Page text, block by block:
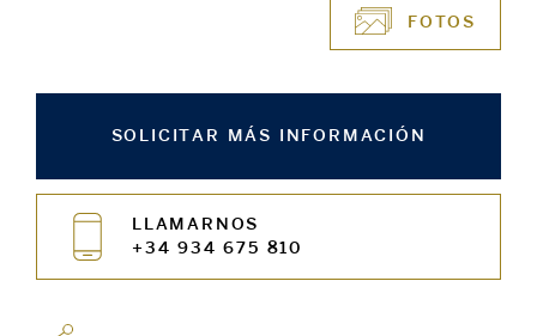
FOTOS
SOLICITAR MÁS INFORMACIÓN
LLAMARNOS
+34 934 675 810